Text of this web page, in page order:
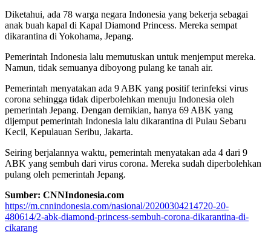
Diketahui, ada 78 warga negara Indonesia yang bekerja sebagai
anak buah kapal di Kapal Diamond Princess. Mereka sempat
dikarantina di Yokohama, Jepang.
Pemerintah Indonesia lalu memutuskan untuk menjemput mereka.
Namun, tidak semuanya diboyong pulang ke tanah air.
Pemerintah menyatakan ada 9 ABK yang positif terinfeksi virus
corona sehingga tidak diperbolehkan menuju Indonesia oleh
pemerintah Jepang. Dengan demikian, hanya 69 ABK yang
dijemput pemerintah Indonesia lalu dikarantina di Pulau Sebaru
Kecil, Kepulauan Seribu, Jakarta.
Seiring berjalannya waktu, pemerintah menyatakan ada 4 dari 9
ABK yang sembuh dari virus corona. Mereka sudah diperbolehkan
pulang oleh pemerintah Jepang.
Sumber: CNNIndonesia.com
https://m.cnnindonesia.com/nasional/20200304214720-20-
480614/2-abk-diamond-princess-sembuh-corona-dikarantina-di-
cikarang